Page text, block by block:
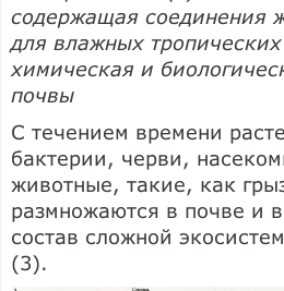
содержащая соединения
для влажных
химическая и
почвы
С течением времени
бактерии, черви,
животные, такие, как
размножаются в почве и
состав сложной
(3).